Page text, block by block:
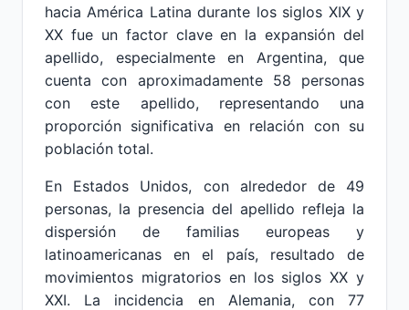
hacia América Latina durante los siglos XIX y
XX fue un factor clave en la expansión del
apellido, especialmente en Argentina, que
cuenta con aproximadamente 58 personas
con este apellido, representando una
proporción significativa en relación con su
población total.
En Estados Unidos, con alrededor de 49
personas, la presencia del apellido refleja la
dispersión de familias europeas y
latinoamericanas en el país, resultado de
movimientos migratorios en los siglos XX y
XXI. La incidencia en Alemania, con 77